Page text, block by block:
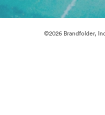
©2026 Brandfolder,